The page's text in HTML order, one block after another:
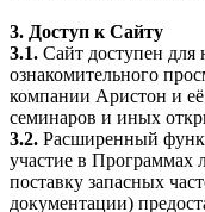
3. Доступ к Сайту
3.1. Сайт доступен для
ознакомительного
компании Аристон и
семинаров и иных
3.2. Расширенный
участие в Программах
поставку запасных
документации)